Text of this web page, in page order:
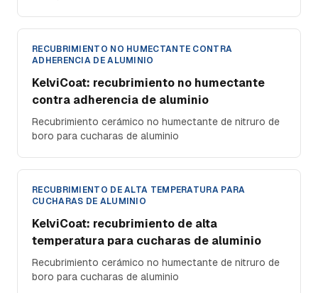
RECUBRIMIENTO NO HUMECTANTE CONTRA
ADHERENCIA DE ALUMINIO
KelviCoat: recubrimiento no humectante
contra adherencia de aluminio
Recubrimiento cerámico no humectante de nitruro de
boro para cucharas de aluminio
RECUBRIMIENTO DE ALTA TEMPERATURA PARA
CUCHARAS DE ALUMINIO
KelviCoat: recubrimiento de alta
temperatura para cucharas de aluminio
Recubrimiento cerámico no humectante de nitruro de
boro para cucharas de aluminio